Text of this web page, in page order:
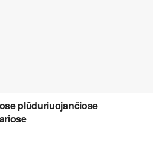
plūduriuojančiose